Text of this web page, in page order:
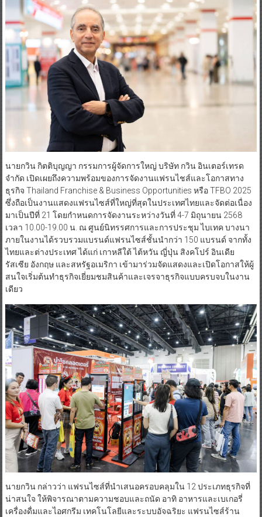
นายกวิน กิตติบุญญา กรรมการผู้จัดการใหญ่ บริษัท กวิน อินเตอร์เทรด
จำกัด เปิดเผยถึงความพร้อมของการจัดงานแฟรนไชส์และโอกาสทาง
ธุรกิจ Thailand Franchise & Business Opportunities หรือ TFBO 2025
ซึ่งถือเป็นงานแสดงแฟรนไซส์ที่ใหญ่ที่สุดในประเทศไทยและจัดต่อเนื่อง
มาเป็นปีที่ 21 โดยกำหนดการจัดงานระหว่างวันที่ 4-7 มิถุนายน 2568
เวลา 10.00-19.00 น. ณ ศูนย์นิทรรศการและการประชุม ไบเทค บางนา
ภายในงานได้รวบรวมแบรนด์แฟรนไซส์ชั้นนำกว่า 150 แบรนด์ จากทั้ง
ไทยและต่างประเทศ ได้แก่ เกาหลีใต้ ไต้หวัน ญี่ปุ่น สิงคโปร์ อินเดีย
รัสเซีย อังกฤษ และสหรัฐอเมริกา เข้ามาร่วมจัดแสดงและเปิดโอกาสให้ผู้
สนใจเริ่มต้นทำธุรกิจเยี่ยมชมสินค้าและเจรจาธุรกิจแบบครบจบในงาน
เดียว
นายกวิน กล่าวว่า แฟรนไซส์ที่นำเสนอครอบคลุมใน 12 ประเภทธุรกิจที่
น่าสนใจ ให้พิจารณาตามความชอบและถนัด อาทิ อาหารและเบเกอรี่
เครื่องดื่มและไอศกรีม เทคโนโลยีและระบบอัจฉริยะ แฟรนไซส์ร้าน